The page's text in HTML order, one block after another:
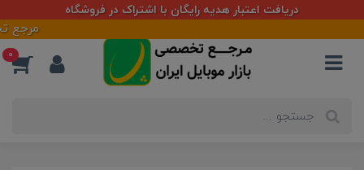
دریافت اعتبار هدیه رایگان با اشتراک در فروشگاه
مرجع تخصصی
0